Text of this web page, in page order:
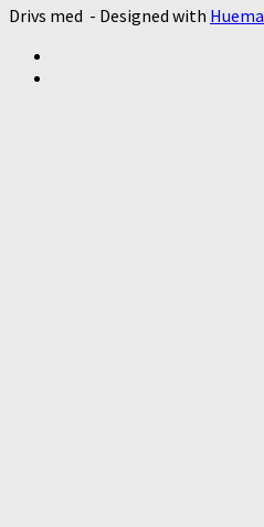
Drivs med - Designed with